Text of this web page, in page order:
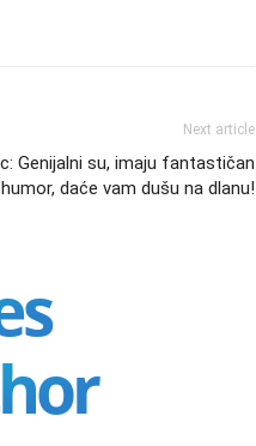
Next article
Genijalni su, imaju fantastičan
daće vam dušu na dlanu!